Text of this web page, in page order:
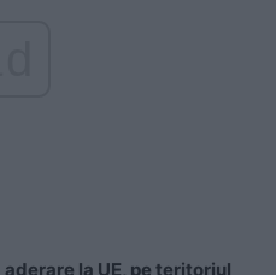
aderare la UE, pe teritoriul